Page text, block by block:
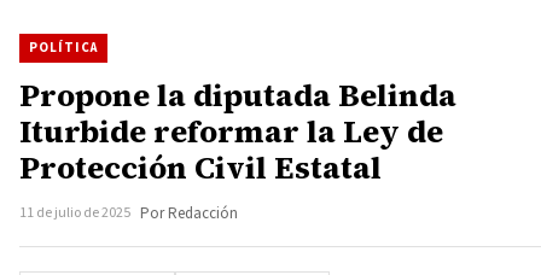
POLÍTICA
Propone la diputada Belinda
Iturbide reformar la Ley de
Protección Civil Estatal
11 de julio de 2025 Por Redacción